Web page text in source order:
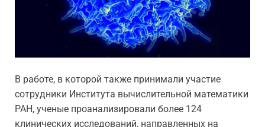
В работе, в которой также принимали участие
сотрудники Института вычислительной математики
РАН, ученые проанализировали более 124
клинических исследований, направленных на